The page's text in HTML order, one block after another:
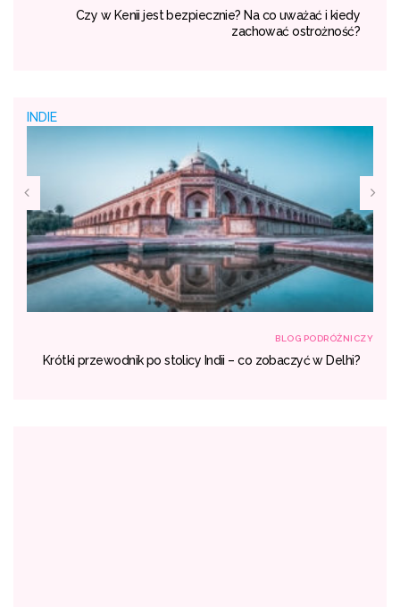
Czy w Kenii jest bezpiecznie? Na co uważać i kiedy
zachować ostrożność?
INDIE
BLOG PODRÓŻNICZY
Krótki przewodnik po stolicy Indii – co zobaczyć w Delhi?